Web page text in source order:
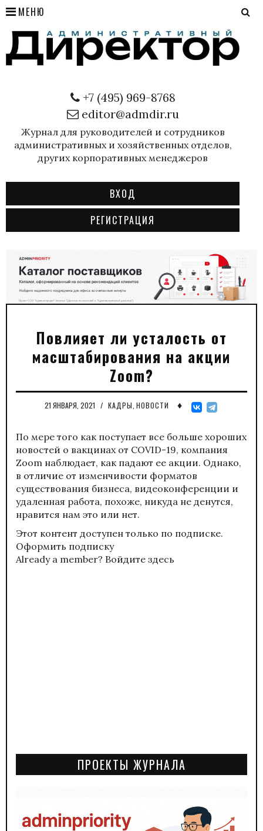
МЕНЮ
+7 (495) 969-8768
editor@admdir.ru
Журнал для руководителей и сотрудников
административных и хозяйственных отделов,
других корпоративных менеджеров
ВХОД
РЕГИСТРАЦИЯ
Повлияет ли усталость от
масштабирования на акции
Zoom?
21 ЯНВАРЯ, 2021 / КАДРЫ НОВОСТИ ♦
По мере того как поступает все больше хороших
новостей о вакцинах от COVID-19, компания
Zoom наблюдает, как падают ее акции. Однако,
в отличие от изменчивости форматов
существования бизнеса, видеоконференции и
удаленная работа, похоже, никуда не денутся,
нравится нам это или нет.
Этот контент доступен только по подписке.
Оформить подписку
Already a member? Войдите здесь
ПРОЕКТЫ ЖУРНАЛА